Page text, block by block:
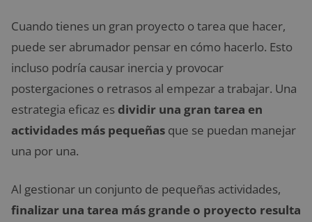
Cuando tienes un gran proyecto o tarea que hacer,
puede ser abrumador pensar en cómo hacerlo. Esto
incluso podría causar inercia y provocar
postergaciones o retrasos al empezar a trabajar. Una
estrategia eficaz es dividir una gran tarea en
actividades más pequeñas que se puedan manejar
una por una.
Al gestionar un conjunto de pequeñas actividades,
finalizar una tarea más grande o proyecto resulta